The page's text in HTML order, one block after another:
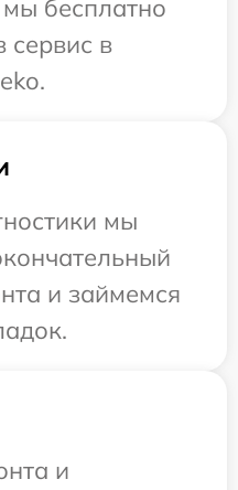
бесплатно
сервис в
мы
и займемся
и